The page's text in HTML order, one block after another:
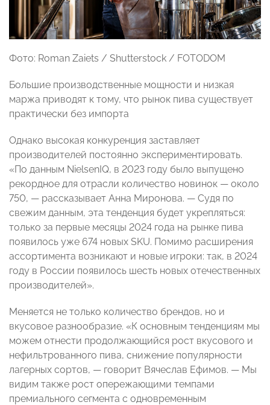
Фото: Roman Zaiets / Shutterstock / FOTODOM
Большие производственные мощности и низкая
маржа приводят к тому, что рынок пива существует
практически без импорта
Однако высокая конкуренция заставляет
производителей постоянно экспериментировать.
«По данным NielsenIQ, в 2023 году было выпущено
рекордное для отрасли количество новинок — около
750, — рассказывает Анна Миронова. — Судя по
свежим данным, эта тенденция будет укрепляться:
только за первые месяцы 2024 года на рынке пива
появилось уже 674 новых SKU. Помимо расширения
ассортимента возникают и новые игроки: так, в 2024
году в России появилось шесть новых отечественных
производителей».
Меняется не только количество брендов, но и
вкусовое разнообразие. «К основным тенденциям мы
можем отнести продолжающийся рост вкусового и
нефильтрованного пива, снижение популярности
лагерных сортов, — говорит Вячеслав Ефимов. — Мы
видим также рост опережающими темпами
премиального сегмента с одновременным